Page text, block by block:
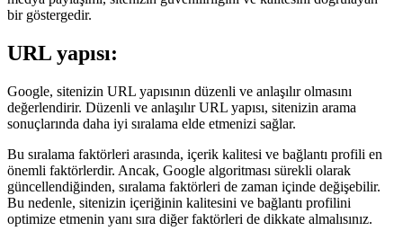
bir göstergedir.
URL yapısı:
Google, sitenizin URL yapısının düzenli ve anlaşılır olmasını
değerlendirir. Düzenli ve anlaşılır URL yapısı, sitenizin arama
sonuçlarında daha iyi sıralama elde etmenizi sağlar.
Bu sıralama faktörleri arasında, içerik kalitesi ve bağlantı profili en
önemli faktörlerdir. Ancak, Google algoritması sürekli olarak
güncellendiğinden, sıralama faktörleri de zaman içinde değişebilir.
Bu nedenle, sitenizin içeriğinin kalitesini ve bağlantı profilini
optimize etmenin yanı sıra diğer faktörleri de dikkate almalısınız.